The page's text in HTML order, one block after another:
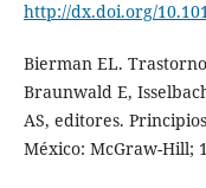
http://dx.doi.org/
Bierman EL.
Braunwald E,
AS, editores.
México: McGraw-Hill;